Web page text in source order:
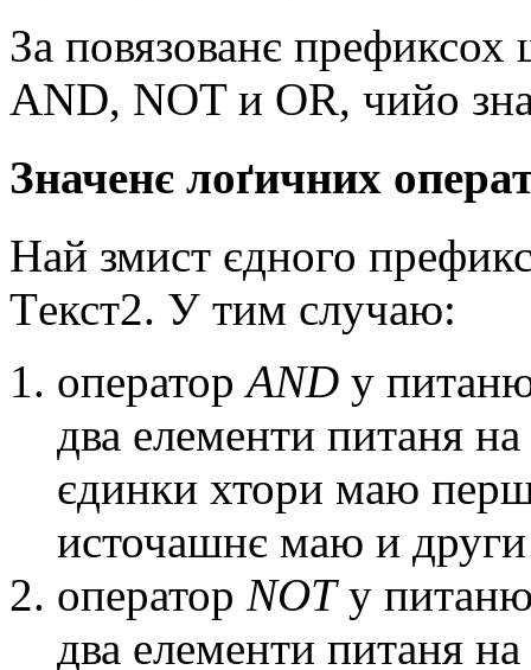
За повязованє
AND, NOT и OR, чийо
Значeнє лоґичних
Най змист єдного
Тeкст2. У тим случаю:
опeраторAND у
два eлeмeнти питаня
єдинки хтори маю
источашнє маю и
опeратор NOTу питаню
два eлeмeнти питаня